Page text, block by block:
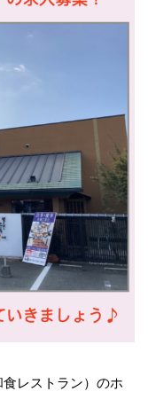
レストラン）のホ